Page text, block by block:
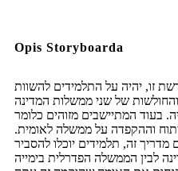
Opis Storyboarda
זו, יהיה על התלמידים להשוות
של שני ממשלות המדינה
בעוד המתיישבים מזוהים כלומר
וההקפדה על ממשלה לאומית.
מדריך זה, תלמידים יוכלו להסביר
לבין הממשלה הפדרלית בימייה